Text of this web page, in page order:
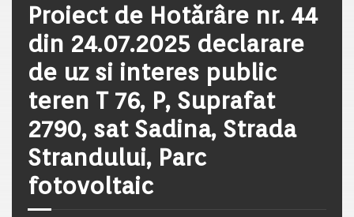
Proiect de Hotărâre nr. 44
din 24.07.2025 declarare
de uz si interes public
teren T 76, P, Suprafat
2790, sat Sadina, Strada
Strandului, Parc
fotovoltaic